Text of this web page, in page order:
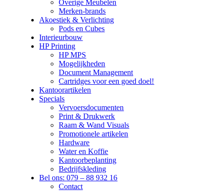
Overige Meubelen
Merken-brands
Akoestiek & Verlichting
Pods en Cubes
Interieurbouw
HP Printing
HP MPS
Mogelijkheden
Document Management
Cartridges voor een goed doel!
Kantoorartikelen
Specials
Vervoersdocumenten
Print & Drukwerk
Raam & Wand Visuals
Promotionele artikelen
Hardware
Water en Koffie
Kantoorbeplanting
Bedrijfskleding
Bel ons: 079 – 88 932 16
Contact